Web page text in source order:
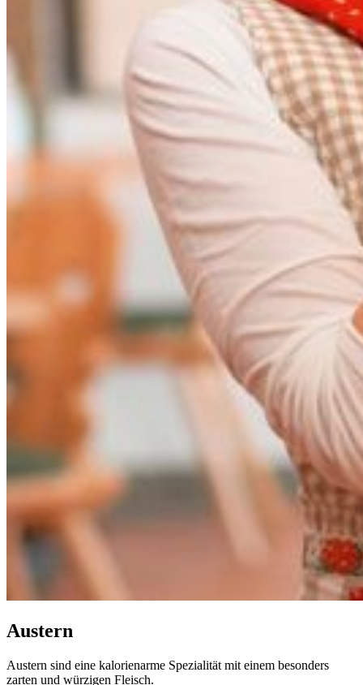
Austern
Austern sind eine kalorienarme Spezialität mit einem besonders
zarten und würzigen Fleisch.